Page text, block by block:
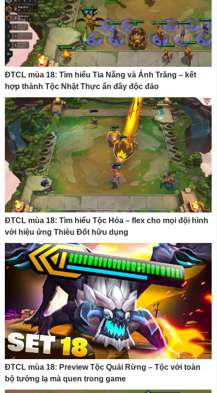
ĐTCL mùa 18: Tìm hiểu Tia Nắng và Ánh Trăng – kết
hợp thành Tộc Nhật Thực ẩn đầy độc đáo
ĐTCL mùa 18: Tìm hiểu Tộc Hỏa – flex cho mọi đội hình
với hiệu ứng Thiêu Đốt hữu dụng
ĐTCL mùa 18: Preview Tộc Quái Rừng – Tộc với toàn
bộ tướng lạ mà quen trong game